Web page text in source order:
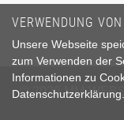
VERWENDUNG
Unsere Webseite
zum Verwenden der
Informationen zu
Datenschutzerklärung.
© 2026MM-